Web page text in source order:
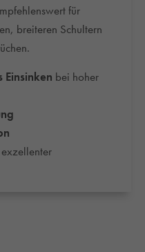
für
breiteren Schultern
bei hoher